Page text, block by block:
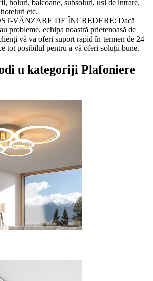
holuri, balcoane, subsoluri, uși de intrare,
etc.
VÂNZARE DE ÎNCREDERE: Dacă
probleme, echipa noastră prietenoasă de
vă va oferi suport rapid în termen de 24
tot posibilul pentru a vă oferi soluții bune.
u kategoriji Plafoniere